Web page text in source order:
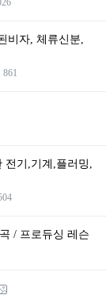
비자, 체류신분,
861
기,기계,플러밍,
/ 프로듀싱 레슨